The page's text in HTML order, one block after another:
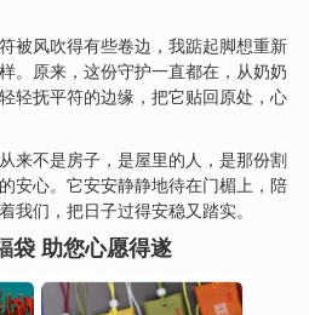
被风吹得有些卷边，我踮起脚想重新
。原来，这份守护一直都在，从奶奶
轻抚平符的边缘，把它贴回原处，心
来不是房子，是屋里的人，是那份割
安心。它安安静静地待在门楣上，陪
我们，把日子过得安稳又踏实。
袋 助您心愿得遂